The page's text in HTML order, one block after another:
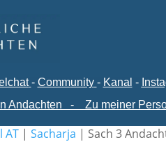
- Community - Kanal -
Andachten
- Zu meiner
AT| Sacharja | Sach 3